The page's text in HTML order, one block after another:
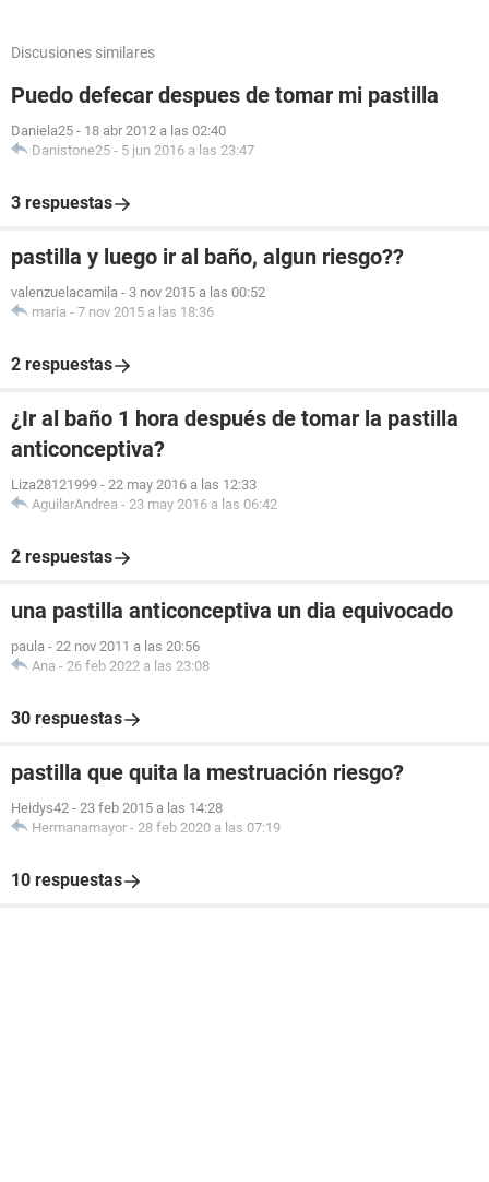
Discusiones similares
Puedo defecar despues de tomar mi pastilla
Daniela25 - 18 abr 2012 a las 02:40
Danistone25 - 5 jun 2016 a las 23:47
3 respuestas
pastilla y luego ir al baño, algun riesgo??
valenzuelacamila - 3 nov 2015 a las 00:52
maria - 7 nov 2015 a las 18:36
2 respuestas
¿Ir al baño 1 hora después de tomar la pastilla
anticonceptiva?
Liza28121999 - 22 may 2016 a las 12:33
AguilarAndrea - 23 may 2016 a las 06:42
2 respuestas
una pastilla anticonceptiva un dia equivocado
paula - 22 nov 2011 a las 20:56
Ana - 26 feb 2022 a las 23:08
30 respuestas
pastilla que quita la mestruación riesgo?
Heidys42 - 23 feb 2015 a las 14:28
Hermanamayor - 28 feb 2020 a las 07:19
10 respuestas